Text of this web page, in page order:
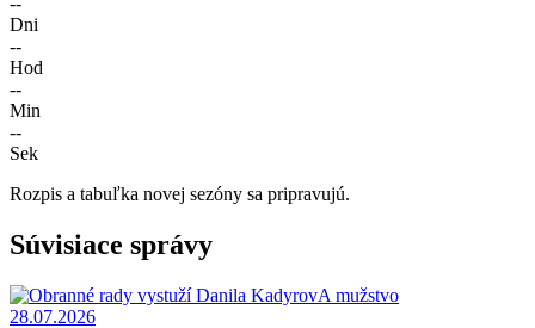
Dni
--
Hod
--
Min
--
Sek
Rozpis a tabuľka novej sezóny sa pripravujú.
Súvisiace správy
A mužstvo
28.07.2026